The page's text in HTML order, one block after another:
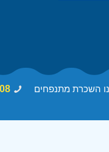
השכרת מתנפחים